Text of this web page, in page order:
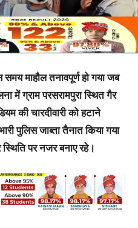
माहौल तनावपूर्ण हो गया जब
में ग्राम परसरामपुरा स्थित गैर
की चारदीवारी को हटाने
पुलिस जाब्ता तैनात किया गया
पर नजर बनाए रहे।